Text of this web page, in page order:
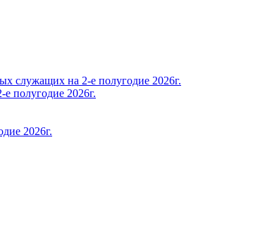
служащих на 2-е полугодие 2026г.
полугодие 2026г.
2026г.